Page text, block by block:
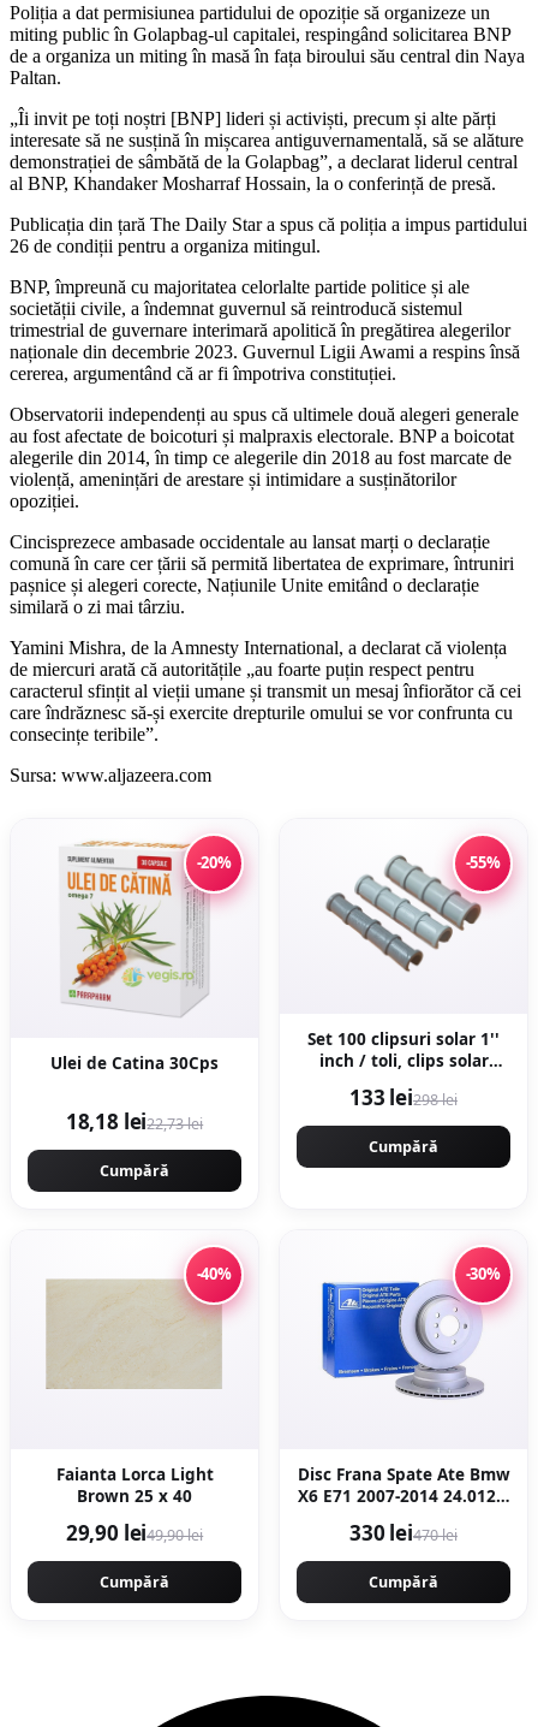
Poliția a dat permisiunea partidului de opoziție să organizeze un
miting public în Golapbag-ul capitalei, respingând solicitarea BNP
de a organiza un miting în masă în fața biroului său central din Naya
Paltan.
„Îi invit pe toți noștri [BNP] lideri și activiști, precum și alte părți
interesate să ne susțină în mișcarea antiguvernamentală, să se alăture
demonstrației de sâmbătă de la Golapbag”, a declarat liderul central
al BNP, Khandaker Mosharraf Hossain, la o conferință de presă.
Publicația din țară The Daily Star a spus că poliția a impus partidului
26 de condiții pentru a organiza mitingul.
BNP, împreună cu majoritatea celorlalte partide politice și ale
societății civile, a îndemnat guvernul să reintroducă sistemul
trimestrial de guvernare interimară apolitică în pregătirea alegerilor
naționale din decembrie 2023. Guvernul Ligii Awami a respins însă
cererea, argumentând că ar fi împotriva constituției.
Observatorii independenți au spus că ultimele două alegeri generale
au fost afectate de boicoturi și malpraxis electorale. BNP a boicotat
alegerile din 2014, în timp ce alegerile din 2018 au fost marcate de
violență, amenințări de arestare și intimidare a susținătorilor
opoziției.
Cincisprezece ambasade occidentale au lansat marți o declarație
comună în care cer țării să permită libertatea de exprimare, întruniri
pașnice și alegeri corecte, Națiunile Unite emitând o declarație
similară o zi mai târziu.
Yamini Mishra, de la Amnesty International, a declarat că violența
de miercuri arată că autoritățile „au foarte puțin respect pentru
caracterul sfințit al vieții umane și transmit un mesaj înfiorător că cei
care îndrăznesc să-și exercite drepturile omului se vor confrunta cu
consecințe teribile”.
Sursa: www.aljazeera.com
-20%
Ulei de Catina 30Cps
18,18 lei22,73 lei
Cumpără
-55%
Set 100 clipsuri solar 1''
inch / toli, clips solar
133 lei298 lei
Cumpără
-40%
Faianta Lorca Light
Brown 25 x 40
29,90 lei49,90 lei
Cumpără
-30%
Disc Frana Spate Ate Bmw
X6 E71 2007-2014 24.0120-
330 lei470 lei
Cumpără